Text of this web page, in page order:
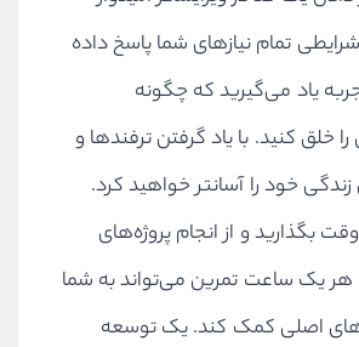
تمام نیازهای شما پاسخ داده
یاد می‌گیرید که چگونه
خلق کنید. با یاد گرفتن ترفندها و
خود را آسانتر خواهید کرد.
بگذارید و از انجام پروژه‌های
یک ساعت تمرین می‌تواند به شما
اصلی کمک کند. یک توسعه